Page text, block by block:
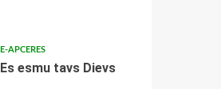
E-APCERES
Es esmu tavs Dievs